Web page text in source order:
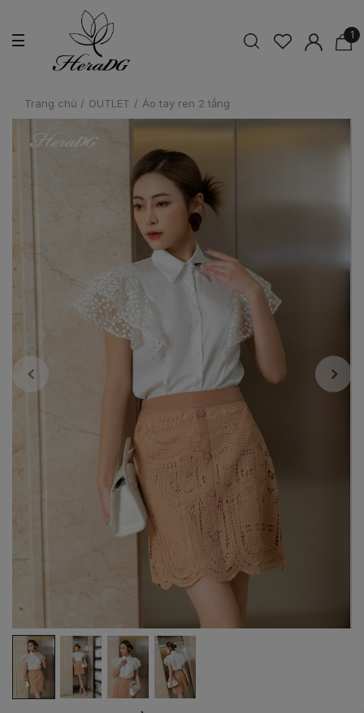
1
Trang chủ / OUTLET / Áo tay ren 2 tầng